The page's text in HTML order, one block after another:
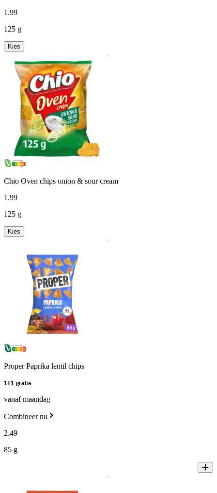
1 .99
125 g
Kies
Chio Oven chips onion & sour cream
1 .99
125 g
Kies
Proper Paprika lentil chips
1+1 gratis
vanaf maandag
Combineer nu
2.49
85 g